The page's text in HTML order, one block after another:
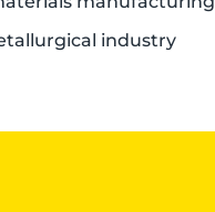
industry